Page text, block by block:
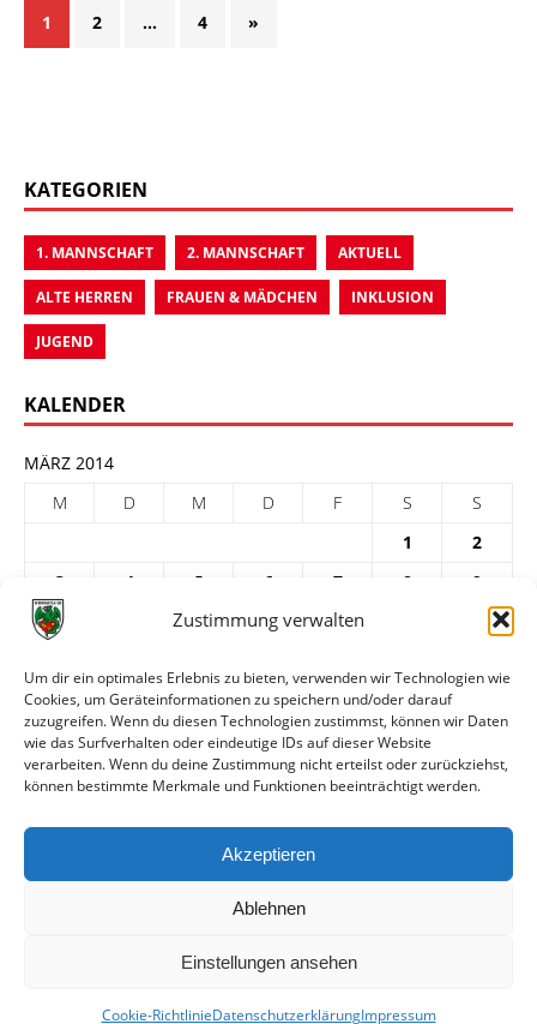
Zustimmung verwalten
Um dir ein optimales Erlebnis zu bieten, verwenden wir Technologien wie
Cookies, um Geräteinformationen zu speichern und/oder darauf
zuzugreifen. Wenn du diesen Technologien zustimmst, können wir Daten
wie das Surfverhalten oder eindeutige IDs auf dieser Website
verarbeiten. Wenn du deine Zustimmung nicht erteilst oder zurückziehst,
können bestimmte Merkmale und Funktionen beeinträchtigt werden.
Akzeptieren
Ablehnen
Einstellungen ansehen
Cookie-RichtlinieDatenschutzerklärungImpressum
1 2 … 4 »
KATEGORIEN
1. MANNSCHAFT 2. MANNSCHAFT AKTUELL
ALTE HERREN FRAUEN & MÄDCHEN INKLUSION
JUGEND
KALENDER
MÄRZ 2014
M
D M D F S
S
1
2
3
4 5 6 7 8
9
10
12 13 14
24
25 26 27 28 29
31
« Feb.
Apr. »
ARCHIV